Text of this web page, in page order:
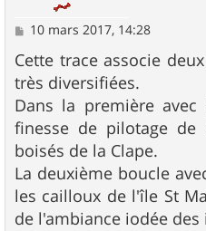
M
s
s
a
g
e
10 mars 2017, 14:28
Cette trace associe
très diversifiées.
Dans la première
finesse de pilotage de
boisés de la Clape.
La deuxième boucle
les cailloux de l'île St
de l'ambiance iodée